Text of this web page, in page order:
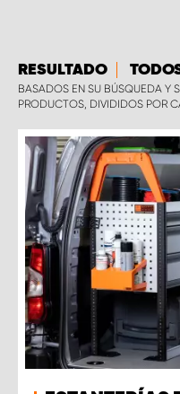
RESULTADO
BASADOS EN SU BÚSQUEDA Y
PRODUCTOS, DIVIDIDOS POR